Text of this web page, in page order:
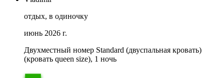
отдых, в одиночку
июнь 2026 г.
Двухместный номер Standard (двуспальная кровать)
(кровать queen size), 1 ночь